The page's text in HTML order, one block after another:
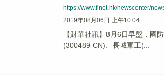
https://www.finet.hk/newscenter/
2019年08月06日 上午10:04
【財華社訊】8月6日早盤，國
(300489-CN)、長城軍工(...